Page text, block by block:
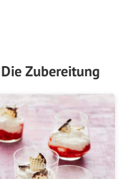
Zubereitung